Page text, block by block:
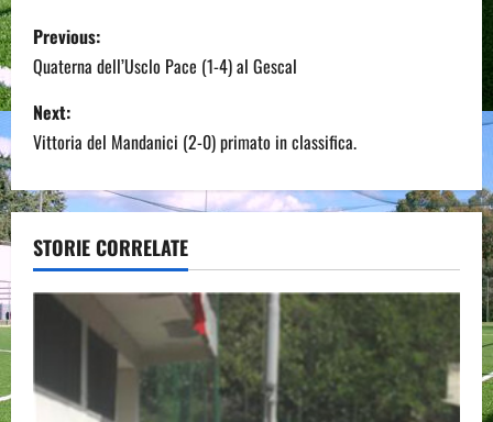
P
o
s
t
n
a
v
g
Previous:
Quaterna dell’Usclo Pace (1-4) al Gescal
Next:
Vittoria del Mandanici (2-0) primato in classifica.
STORIE CORRELATE